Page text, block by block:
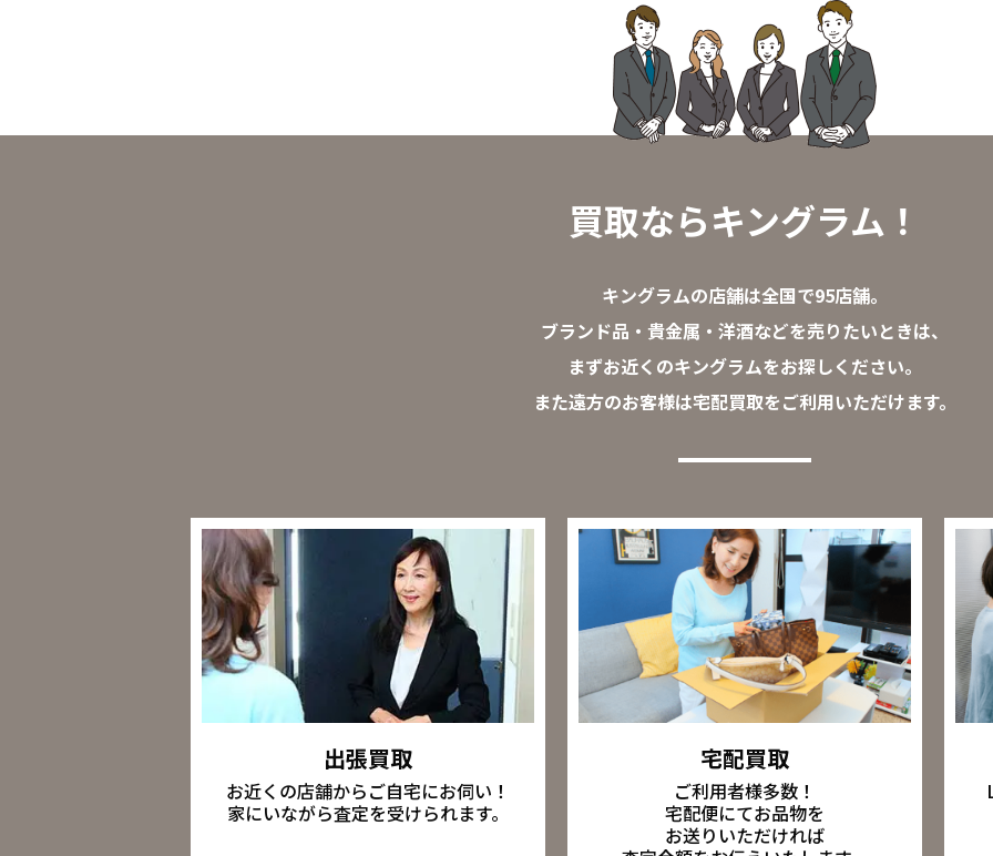
買取ならキングラム！
キングラムの店舗は全国で95店舗。
ブランド品・貴金属・洋酒などを売りたいときは、
まずお近くのキングラムをお探しください。
また遠方のお客様は宅配買取をご利用いただけます。
出張買取
お近くの店舗からご自宅にお伺い！
家にいながら査定を受けられます。
宅配買取
ご利用者様多数！
宅配便にてお品物を
お送りいただければ